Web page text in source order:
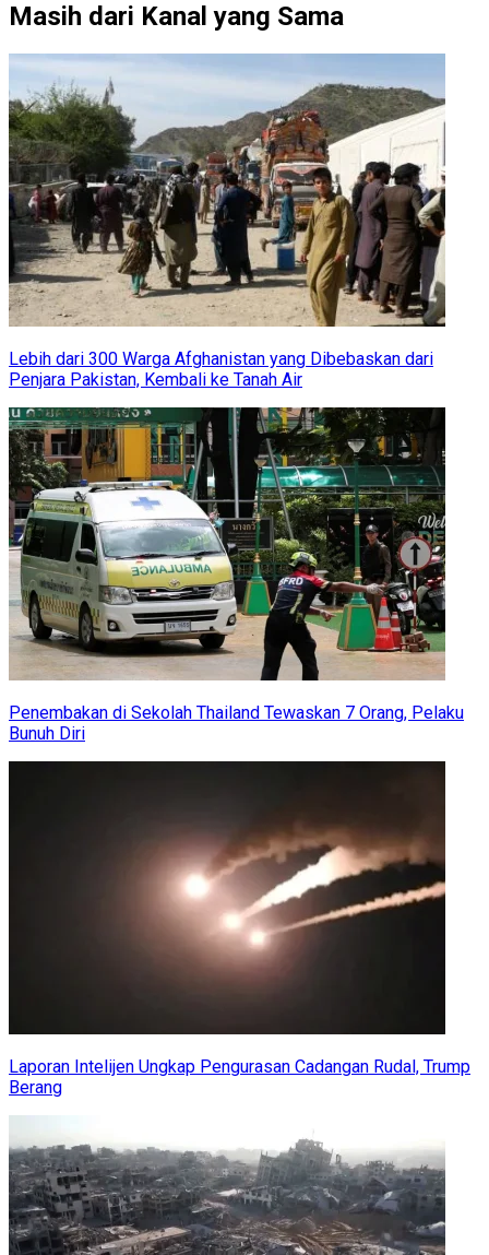
Masih dari Kanal yang Sama
Lebih dari 300 Warga Afghanistan yang Dibebaskan dari
Penjara Pakistan, Kembali ke Tanah Air
Penembakan di Sekolah Thailand Tewaskan 7 Orang, Pelaku
Bunuh Diri
Laporan Intelijen Ungkap Pengurasan Cadangan Rudal, Trump
Berang